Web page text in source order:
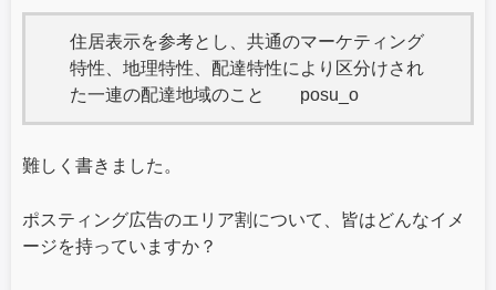
住居表示を参考とし、共通のマーケティング
特性、地理特性、配達特性により区分けされ
た一連の配達地域のこと posu_o
難しく書きました。
ポスティング広告のエリア割について、皆はどんなイメ
ージを持っていますか？